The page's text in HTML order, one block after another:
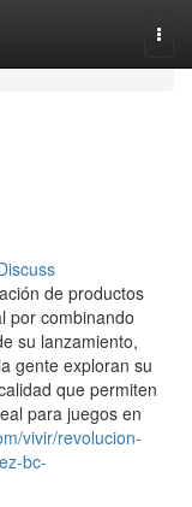
de productos
por combinando
su lanzamiento,
gente exploran su
que permiten
para juegos en
vivir/revolucion-
bc-